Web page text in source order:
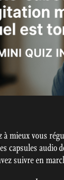
à mieux vous
capsules audio
suivre en